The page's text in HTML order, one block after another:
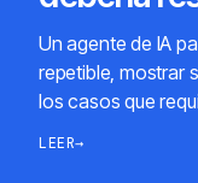
Un agente de IA
repetible, mostrar
los casos que
LEER→